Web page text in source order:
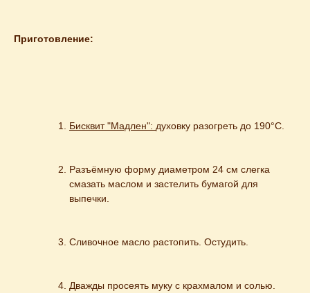
Приготовление:
Бисквит "Мадлен": духовку разогреть до 190°С.
Разъёмную форму диаметром 24 см слегка
смазать маслом и застелить бумагой для
выпечки.
Сливочное масло растопить. Остудить.
Дважды просеять муку с крахмалом и солью.